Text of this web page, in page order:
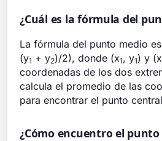
¿Cuál es la fórmula del
La fórmula del punto medio
(y1 + y2)/2), donde (x1, y1) y (x
coordenadas de los dos
calcula el promedio de las
para encontrar el punto
¿Cómo encuentro el